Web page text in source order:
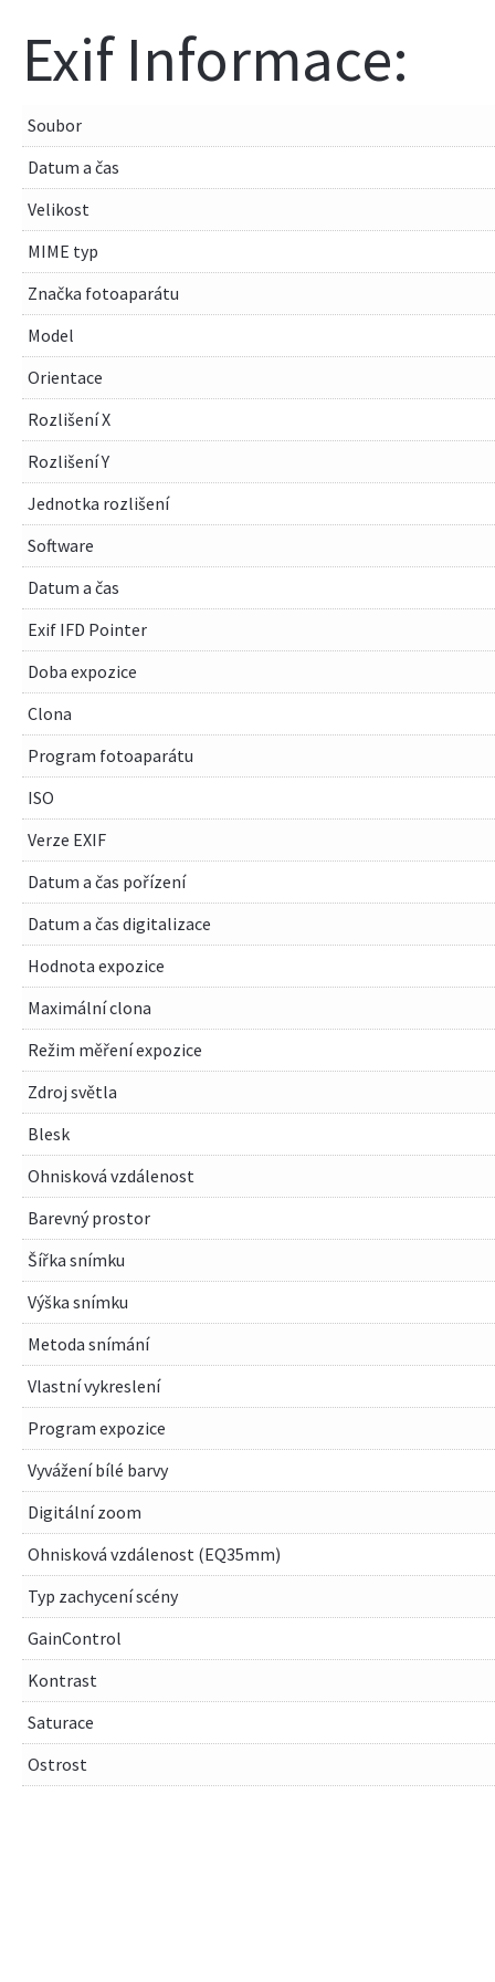
Exif Informace:
Soubor
Datum a čas
Velikost
MIME typ
Značka fotoaparátu
Model
Orientace
Rozlišení X
Rozlišení Y
Jednotka rozlišení
Software
Datum a čas
Exif IFD Pointer
Doba expozice
Clona
Program fotoaparátu
ISO
Verze EXIF
Datum a čas pořízení
Datum a čas digitalizace
Hodnota expozice
Maximální clona
Režim měření expozice
Zdroj světla
Blesk
Ohnisková vzdálenost
Barevný prostor
Šířka snímku
Výška snímku
Metoda snímání
Vlastní vykreslení
Program expozice
Vyvážení bílé barvy
Digitální zoom
Ohnisková vzdálenost (EQ35mm)
Typ zachycení scény
GainControl
Kontrast
Saturace
Ostrost